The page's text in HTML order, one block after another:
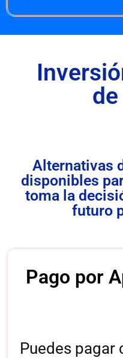
Alternativas
disponibles
toma la
futuro
Pago por
Puedes pagar